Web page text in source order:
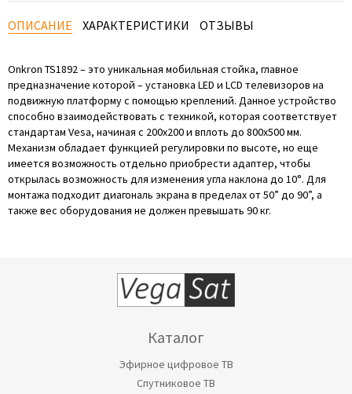
ОПИСАНИЕ ХАРАКТЕРИСТИКИ ОТЗЫВЫ
Onkron TS1892 – это уникальная мобильная стойка, главное
предназначение которой – установка LED и LCD телевизоров на
подвижную платформу с помощью креплений. Данное устройство
способно взаимодействовать с техникой, которая соответствует
стандартам Vesa, начиная с 200х200 и вплоть до 800х500 мм.
Механизм обладает функцией регулировки по высоте, но еще
имеется возможность отдельно приобрести адаптер, чтобы
открылась возможность для изменения угла наклона до 10°. Для
монтажа подходит диагональ экрана в пределах от 50” до 90”, а
также вес оборудования не должен превышать 90 кг.
Каталог
Эфирное цифровое ТВ
Спутниковое ТВ